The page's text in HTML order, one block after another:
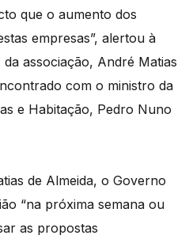
que o aumento dos
empresas”, alertou à
associação, André Matias
com o ministro da
e Habitação, Pedro Nuno
de Almeida, o Governo
“na próxima semana ou
as propostas